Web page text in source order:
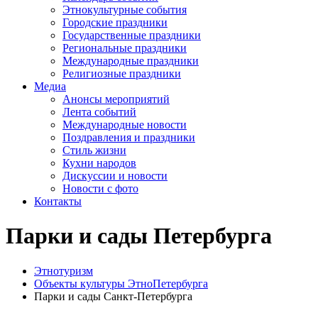
Этнокультурные события
Городские праздники
Государственные праздники
Региональные праздники
Международные праздники
Религиозные праздники
Медиа
Анонсы мероприятий
Лента событий
Международные новости
Поздравления и праздники
Cтиль жизни
Кухни народов
Дискуссии и новости
Новости с фото
Контакты
Парки и сады Петербурга
Этнотуризм
Объекты культуры ЭтноПетербурга
Парки и сады Санкт-Петербурга